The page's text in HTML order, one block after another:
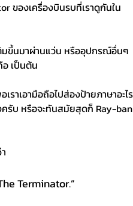
ของเครื่องบินรบที่เราดูกันใน
มขึ้นมาผ่านแว่น หรืออุปกรณ์อื่นๆ
เป็นต้น
าเอามือถือไปส่องป้ายภาษาอะไร
ครับ หรือจะทันสมัยสุดก็ Ray-ban
Terminator.”